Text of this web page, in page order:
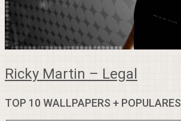
Ricky Martin – Legal
TOP 10 WALLPAPERS + POPULARES